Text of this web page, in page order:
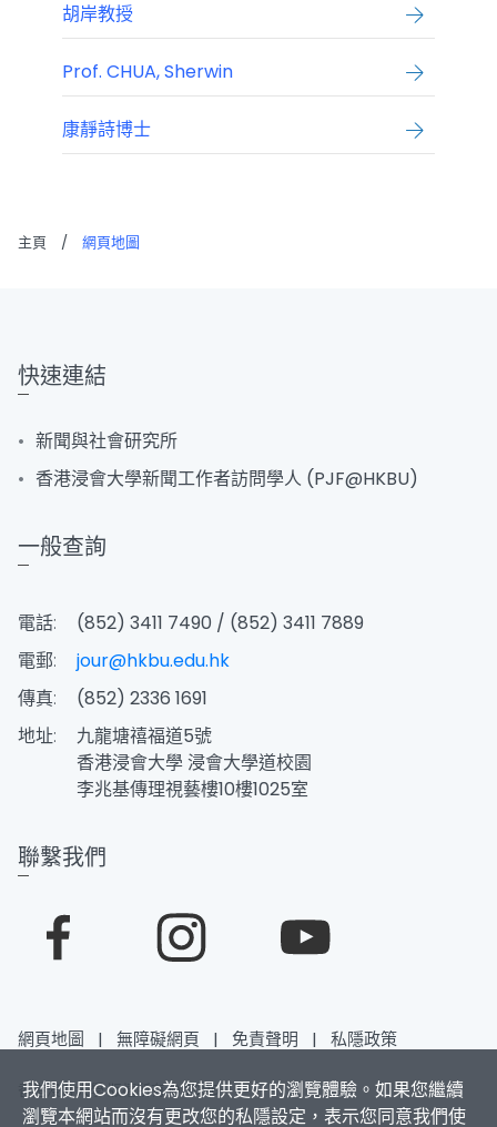
胡岸教授
Prof. CHUA, Sherwin
康靜詩博士
主頁 / 網頁地圖
我們使用Cookies為您提供更好的瀏覽體驗。如果您繼續
瀏覽本網站而沒有更改您的私隱設定，表示您同意我們使
快速連結
新聞與社會研究所
香港浸會大學新聞工作者訪問學人 (PJF@HKBU)
一般查詢
電話:
(852) 3411 7490 / (852) 3411 7889
電郵:
jour@hkbu.edu.hk
傳真:
(852) 2336 1691
地址:
九龍塘禧福道5號
香港浸會大學 浸會大學道校園
李兆基傳理視藝樓10樓1025室
聯繫我們
網頁地圖 | 無障礙網頁 | 免責聲明 | 私隱政策
香港浸會大學 版權所有 © 2026